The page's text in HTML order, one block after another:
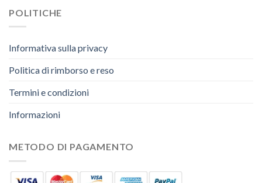
POLITICHE
Informativa sulla privacy
Politica di rimborso e reso
Termini e condizioni
Informazioni
METODO DI PAGAMENTO